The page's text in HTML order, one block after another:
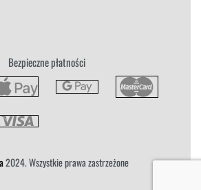
Bezpieczne płatności
2024. Wszystkie prawa zastrzeżone